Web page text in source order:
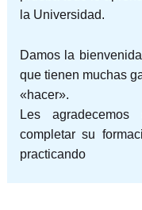
la Universidad.
Damos la
que tienen muchas
«hacer».
Les
completar su
practicando